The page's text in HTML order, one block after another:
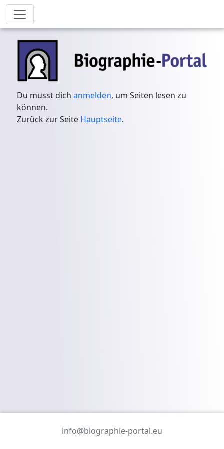
Du musst dichanmelden, um Seiten lesen zu
können.
Zurück zur Seite Hauptseite.
info@biographie-portal.eu